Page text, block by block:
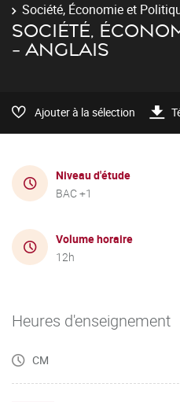
Société, Économie et
SOCIÉTÉ,
- ANGLAIS
Ajouter à la sélection
Niveau d'étude
BAC +1
Volume horaire
12h
Heures d'enseignement
CM